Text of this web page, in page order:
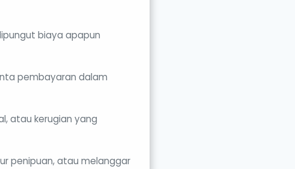
biaya apapun
pembayaran dalam
atau kerugian yang
penipuan, atau melanggar